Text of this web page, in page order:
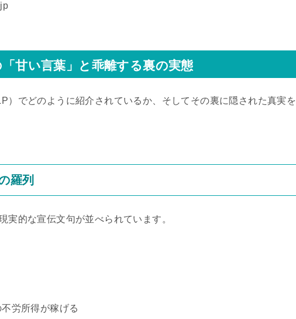
甘い言葉」と乖離する裏の実態
）でどのように紹介されているか、そしてその裏に隠された真実を
羅列
実的な宣伝文句が並べられています。
不労所得が稼げる